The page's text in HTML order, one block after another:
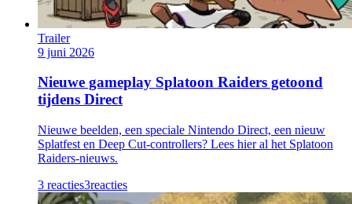
Trailer
9 juni 2026
Nieuwe gameplay Splatoon Raiders getoond
tijdens Direct
Nieuwe beelden, een speciale Nintendo Direct, een nieuw
Splatfest en Deep Cut-controllers? Lees hier al het Splatoon
Raiders-nieuws.
3 reacties3reacties